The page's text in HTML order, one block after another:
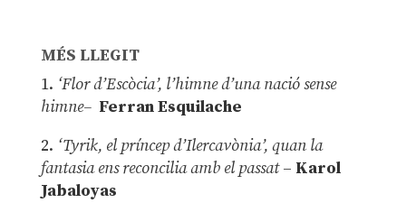
MÉS LLEGIT
1. ‘Flor d’Escòcia’, l’himne d’una nació sense
himne– Ferran Esquilache
2. ‘Tyrik, el príncep d’Ilercavònia’, quan la
fantasia ens reconcilia amb el passat– Karol
Jabaloyas